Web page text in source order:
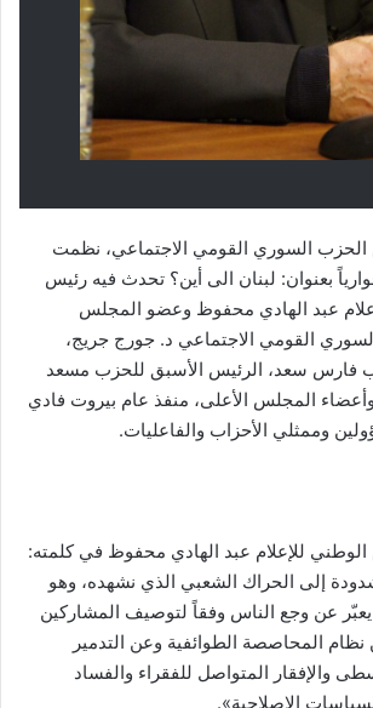
السوري القومي الاجتماعي، نظمت
بعنوان: لبنان الى أين؟ تحدث فيه رئيس
عبد الهادي محفوظ وعضو المجلس
القومي الاجتماعي د. جورج جريج،
فارس سعد، الرئيس الأسبق للحزب مسعد
المجلس الأعلى، منفذ عام بيروت فادي
وممثلي الأحزاب والفاعليات.
للإعلام عبد الهادي محفوظ في كلمته:
إلى الحراك الشعبي الذي نشهده، وهو
عن وجع الناس وفقاً لتوصيف المشاركين
المحاصصة الطوائفية وعن التدمير
والإفقار المتواصل للفقراء والفساد
الإصلاحية».